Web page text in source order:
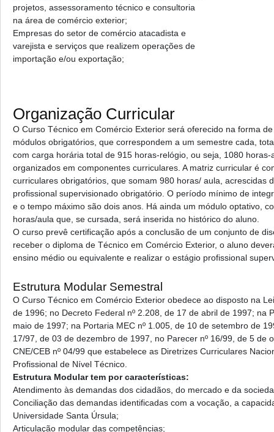
projetos, assessoramento técnico e consultoria
na área de comércio exterior;
Empresas do setor de comércio atacadista e
varejista e serviços que realizem operações de
importação e/ou exportação;
Organização Curricular
O Curso Técnico em Comércio Exterior será oferecido na forma
módulos obrigatórios, que correspondem a um semestre cada,
com carga horária total de 915 horas-relógio, ou seja, 1080 horas-
organizados em componentes curriculares. A matriz curricular é
curriculares obrigatórios, que somam 980 horas/ aula, acrescidas
profissional supervisionado obrigatório. O período mínimo de
e o tempo máximo são dois anos. Há ainda um módulo optativo,
horas/aula que, se cursada, será inserida no histórico do aluno.
O curso prevê certificação após a conclusão de um conjunto de
receber o diploma de Técnico em Comércio Exterior, o aluno
ensino médio ou equivalente e realizar o estágio profissional
Estrutura Modular Semestral
O Curso Técnico em Comércio Exterior obedece ao disposto na
de 1996; no Decreto Federal nº 2.208, de 17 de abril de 1997; na
maio de 1997; na Portaria MEC nº 1.005, de 10 de setembro de
17/97, de 03 de dezembro de 1997, no Parecer nº 16/99, de 5 de
CNE/CEB nº 04/99 que estabelece as Diretrizes Curriculares
Profissional de Nível Técnico.
Estrutura Modular tem por características:
Atendimento às demandas dos cidadãos, do mercado e da
Conciliação das demandas identificadas com a vocação, a
Universidade Santa Úrsula;
Articulação modular das competências;